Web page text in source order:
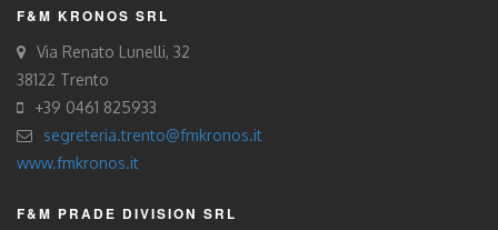
F&M KRONOS SRL
Via Renato Lunelli, 32
38122 Trento
+39 0461 825933
segreteria.trento@fmkronos.it
www.fmkronos.it
F&M PRADE DIVISION SRL